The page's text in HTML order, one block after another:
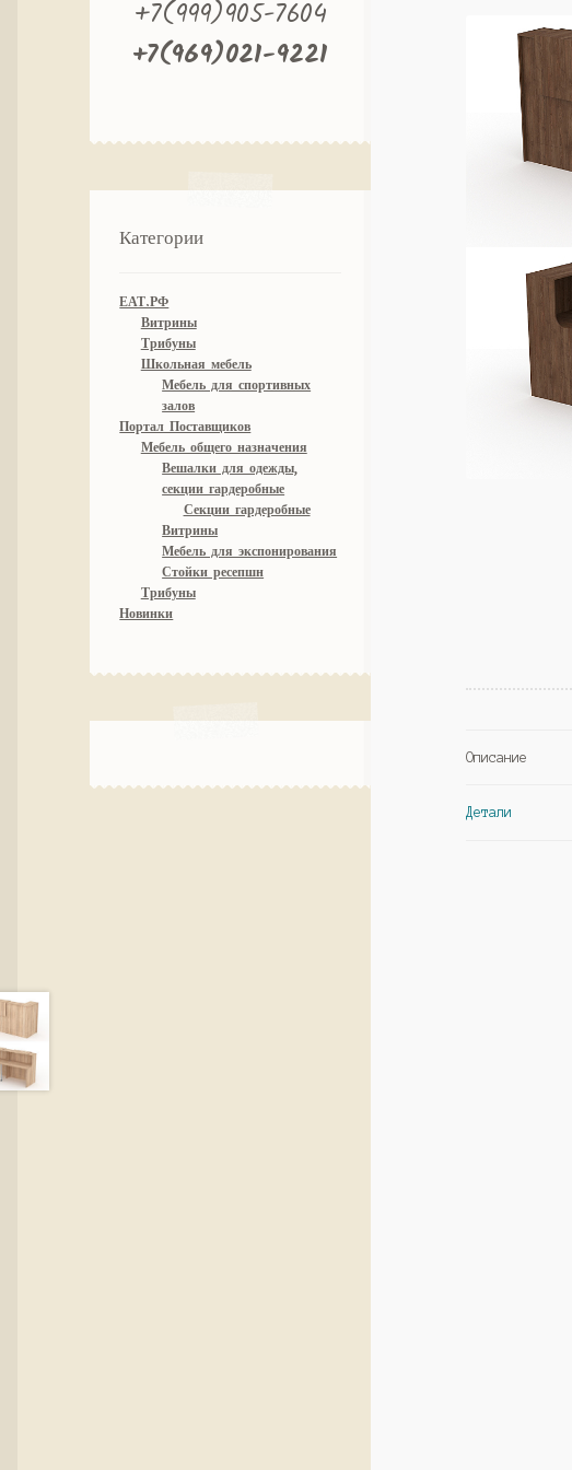
РАСПРОДАЖА!
Описание
Детали
+7(999)905-7604
+7(969)021-9221
Категории
ЕАТ.РФ
Витрины
Трибуны
Школьная мебель
Мебель для спортивных
залов
Портал Поставщиков
Мебель общего назначения
Вешалки для одежды,
секции гардеробные
Секции гардеробные
Витрины
Мебель для экспонирования
Стойки ресепшн
Трибуны
Новинки